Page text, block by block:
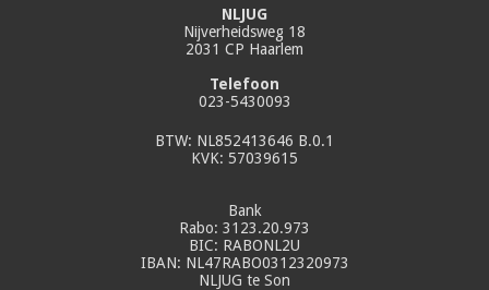
NLJUG
Nijverheidsweg 18
2031 CP Haarlem
Telefoon
023-5430093
BTW: NL852413646 B.0.1
KVK: 57039615
Bank
Rabo: 3123.20.973
BIC: RABONL2U
IBAN: NL47RABO0312320973
NLJUG te Son